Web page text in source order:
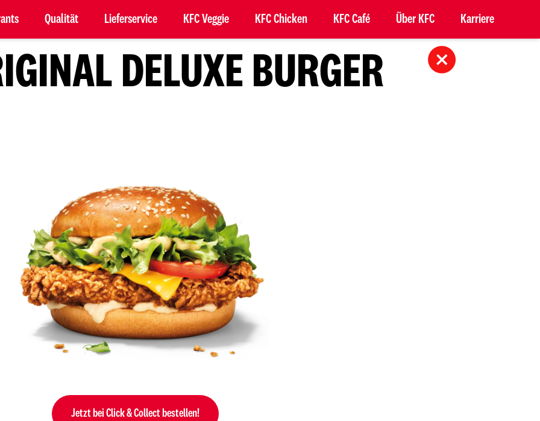
Qualität Lieferservice KFC Veggie KFC Chicken KFC Café Über KFC Karriere
DELUXE BURGER
Jetzt bei Click & Collect bestellen!